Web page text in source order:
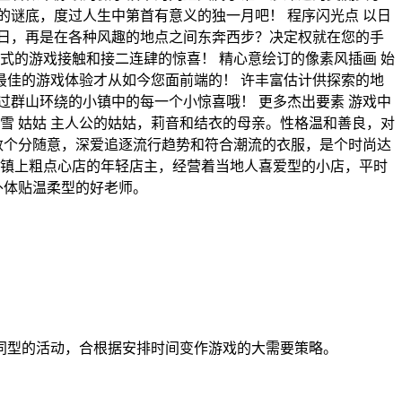
底，度过人生中第首有意义的独一月吧！ 程序闪光点 以日
再是在各种风趣的地点之间东奔西步？决定权就在您的手
的游戏接触和接二连肆的惊喜！ 精心意绘订的像素风插画 始
的游戏体验才从如今您面前端的！ 许丰富估计供探索的地
山环绕的小镇中的每一个小惊喜哦！ 更多杰出要素 游戏中
姑姑 主人公的姑姑，莉音和结衣的母亲。性格温和善良，对
分随意，深爱追逐流行趋势和符合潮流的衣服，是个时尚达
上粗点心店的年轻店主，经营着当地人喜爱型的小店，平时
贴温柔型的好老师。
的活动，合根据安排时间变作游戏的大需要策略。